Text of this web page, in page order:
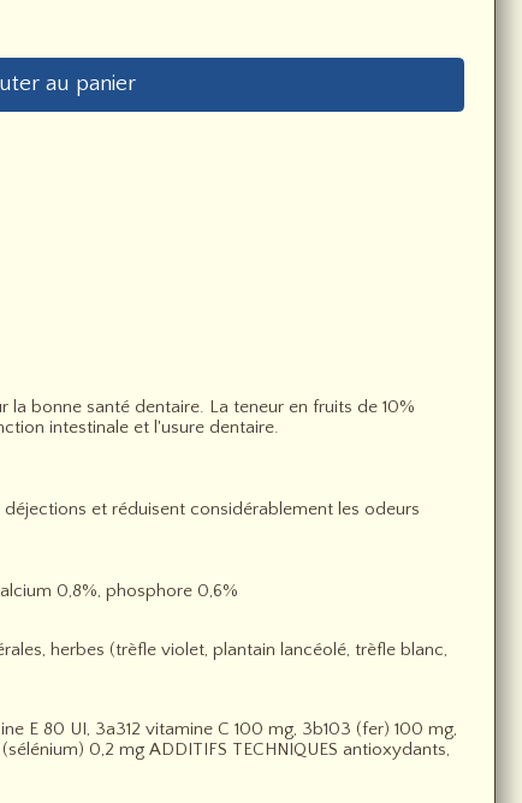
au panier
bonne santé dentaire. La teneur en fruits de 10%
intestinale et l'usure dentaire.
et réduisent considérablement les odeurs
0,8%, phosphore 0,6%
herbes (trèfle violet, plantain lancéolé, trèfle blanc,
E 80 UI, 3a312 vitamine C 100 mg, 3b103 (fer) 100 mg,
0,2 mg ADDITIFS TECHNIQUES antioxydants,